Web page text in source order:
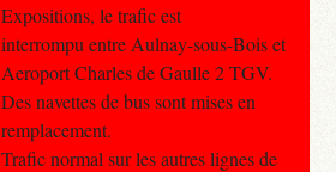
Expositions, le trafic est
interrompu entre Aulnay-sous-Bois et
Aeroport Charles de Gaulle 2 TGV.
Des navettes de bus sont mises en
remplacement.
Trafic normal sur les autres lignes de